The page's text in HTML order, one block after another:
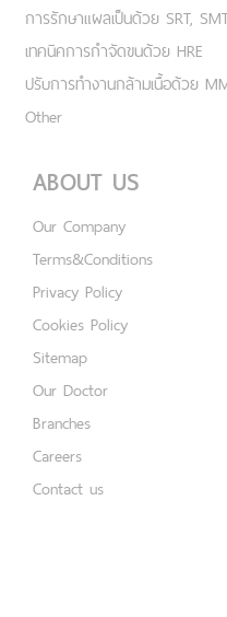
การรักษาแผลเป็นด้วย SRT,
เทคนิคการกำจัดขนด้วย HRE
ปรับการทำงานกล้ามเนื้อด้วย
Other
ABOUT US
Our Company
Terms&Conditions
Privacy Policy
Cookies Policy
Sitemap
Our Doctor
Branches
Careers
Contact us